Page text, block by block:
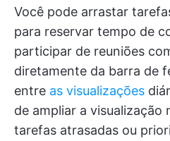
Você pode arrastar
para reservar tempo de
participar de reuniões
diretamente da barra de
entre as visualizações
de ampliar a visualização
tarefas atrasadas ou